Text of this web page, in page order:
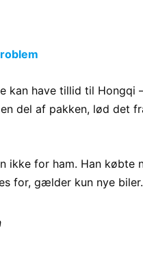
kan have tillid til Hongqi
del af pakken, lød det
ikke for ham. Han købte
for, gælder kun nye biler.